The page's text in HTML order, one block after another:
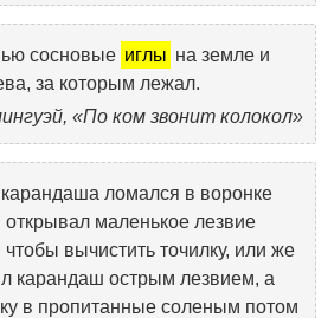
сосновые иглы на земле и
за которым лежал.
«По ком звонит колокол»
ломался в воронке
открывал маленькое лезвие
вычистить точилку, или же
карандаш острым лезвием, а
в пропитанные соленым потом